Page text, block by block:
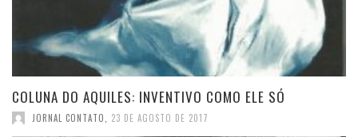
COLUNA DO AQUILES: INVENTIVO COMO ELE SÓ
JORNAL CONTATO, 23 DE AGOSTO DE 2017